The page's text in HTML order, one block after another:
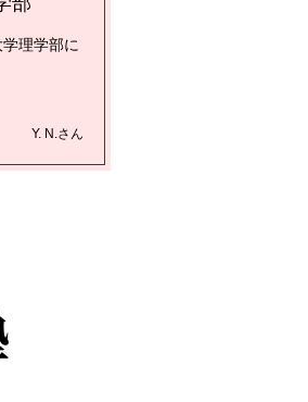
理学部に
Y. N.さん